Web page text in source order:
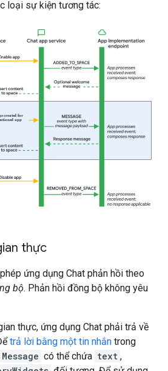
loại sự kiện tương tác:
thực
ứng dụng Chat phản hồi theo
bộ. Phản hồi đồng bộ không yêu
thực, ứng dụng Chat phải trả về
trả lời bằng một tin nhắn trong
Message có thể chứa text ,